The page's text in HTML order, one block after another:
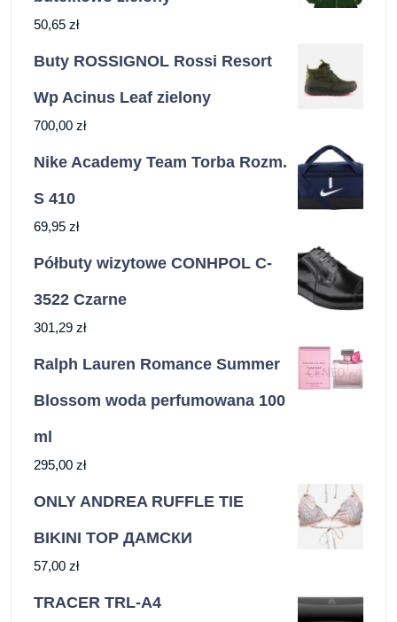
50,65 zł
Buty ROSSIGNOL Rossi Resort
Wp Acinus Leaf zielony
700,00 zł
Nike Academy Team Torba Rozm.
S 410
69,95 zł
Półbuty wizytowe CONHPOL C-
3522 Czarne
301,29 zł
Ralph Lauren Romance Summer
Blossom woda perfumowana 100
ml
295,00 zł
ONLY ANDREA RUFFLE TIE
BIKINI TOP ДАМСКИ
57,00 zł
TRACER TRL-A4